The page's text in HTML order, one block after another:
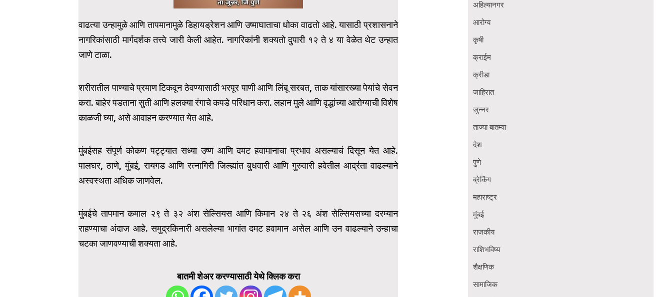
वाढत्या उन्हामुळे आणि तापमानामुळे डिहायड्रेशन आणि उष्माघाताचा धोका वाढतो आहे. यासाठी प्रशासनाने
नागरिकांसाठी मार्गदर्शक तत्त्वे जारी केली आहेत. नागरिकांनी शक्यतो दुपारी १२ ते ४ या वेळेत थेट उन्हात
जाणे टाळा.
शरीरातील पाण्याचे प्रमाण टिकवून ठेवण्यासाठी भरपूर पाणी आणि लिंबू सरबत, ताक यांसारख्या पेयांचे सेवन
करा. बाहेर पडताना सुती आणि हलक्या रंगाचे कपडे परिधान करा. लहान मुले आणि वृद्धांच्या आरोग्याची विशेष
काळजी घ्या, असे आवाहन करण्यात येत आहे.
मुंबईसह संपूर्ण कोकण पट्ट्यात सध्या उष्ण आणि दमट हवामानाचा प्रभाव असल्याचं दिसून येत आहे.
पालघर, ठाणे, मुंबई, रायगड आणि रत्नागिरी जिल्ह्यांत बुधवारी आणि गुरुवारी हवेतील आर्द्रता वाढल्याने
अस्वस्थता अधिक जाणवेल.
मुंबईचे तापमान कमाल २९ ते ३२ अंश सेल्सियस आणि किमान २४ ते २६ अंश सेल्सियसच्या दरम्यान
राहण्याचा अंदाज आहे. समुद्रकिनारी असलेल्या भागांत दमट हवामान असेल आणि उन वाढल्याने उन्हाचा
चटका जाणवण्याची शक्यता आहे.
बातमी शेअर करण्यासाठी येथे क्लिक करा
अहिल्यानगर
आरोग्य
कृषी
क्राईम
क्रीडा
जाहिरात
जुन्नर
ताज्या बातम्या
देश
पुणे
ब्रेकिंग
महाराष्ट्र
मुंबई
राजकीय
राशिभविष्य
शैक्षणिक
सामाजिक